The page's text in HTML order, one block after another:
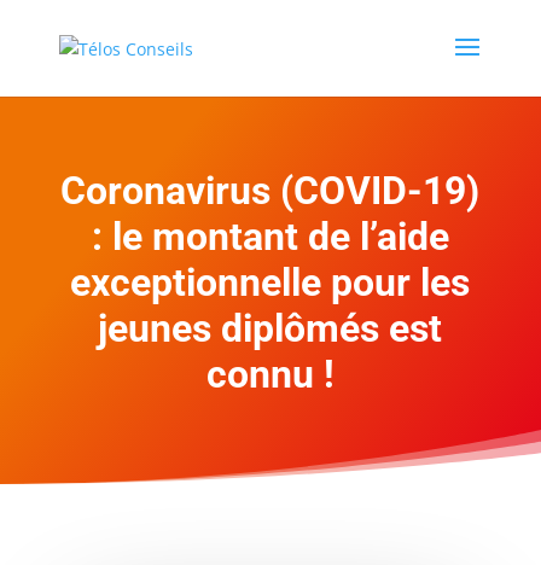
Coronavirus (COVID-19)
: le montant de l’aide
exceptionnelle pour les
jeunes diplômés est
connu !